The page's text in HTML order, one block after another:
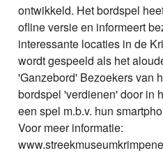
ontwikkeld. Het bordspel
ofline versie en informeert
interessante locaties in de
wordt gespeeld als het
'Ganzebord' Bezoekers van
bordspel 'verdienen' door in
een spel m.b.v. hun
Voor meer informatie: